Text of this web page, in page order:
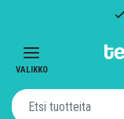
VALIKKO